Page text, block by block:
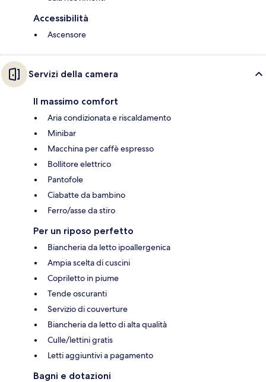
Accessibilità
Ascensore
Servizi della camera
Il massimo comfort
Aria condizionata e riscaldamento
Minibar
Macchina per caffè espresso
Bollitore elettrico
Pantofole
Ciabatte da bambino
Ferro/asse da stiro
Per un riposo perfetto
Biancheria da letto ipoallergenica
Ampia scelta di cuscini
Copriletto in piume
Tende oscuranti
Servizio di couverture
Biancheria da letto di alta qualità
Culle/lettini gratis
Letti aggiuntivi a pagamento
Bagni e dotazioni